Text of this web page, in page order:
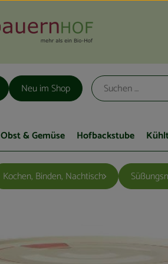
Neu im Shop
Obst & Gemüse Hofbackstube
Kochen, Binden, Nachtisch